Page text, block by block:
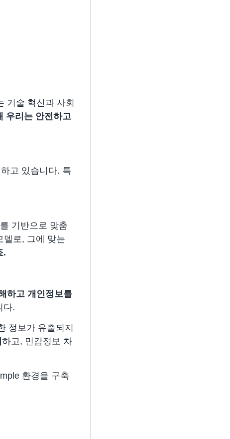
기술 혁신과 사회
우리는 안전하고
고 있습니다. 특
기반으로 맞춤
델로, 그에 맞는
.
하고 개인정보를
다.
정보가 유출되지
하고, 민감정보 차
환경을 구축